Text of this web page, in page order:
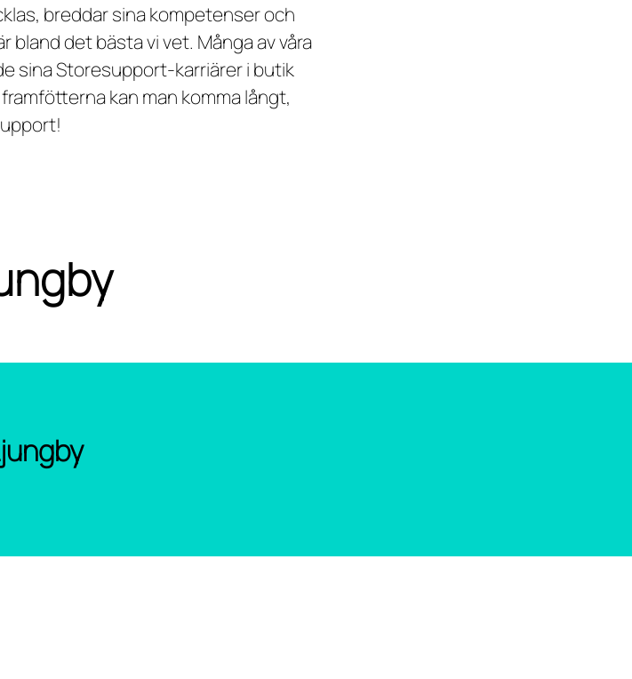
breddar sina kompetenser och
det bästa vi vet. Många av våra
sina Storesupport-karriärer i butik
kan man komma långt,